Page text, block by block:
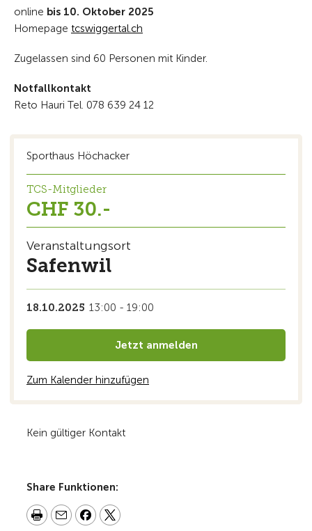
online bis 10. Oktober 2025
Homepage tcswiggertal.ch
Zugelassen sind 60 Personen mit Kinder.
Notfallkontakt
Reto Hauri Tel. 078 639 24 12
Sporthaus Höchacker
TCS-Mitglieder
CHF 30.-
Veranstaltungsort
Safenwil
18.10.2025 13:00 - 19:00
Jetzt anmelden
Zum Kalender hinzufügen
Kein gültiger Kontakt
Share Funktionen: